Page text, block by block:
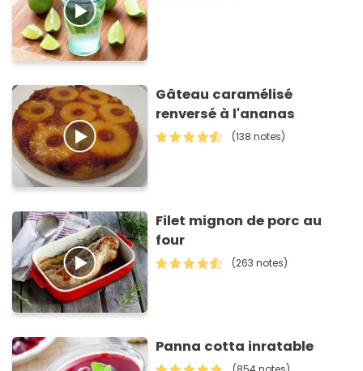
Gâteau caramélisé
renversé à l'ananas
(138 notes)
Filet mignon de porc au
four
(263 notes)
Panna cotta inratable